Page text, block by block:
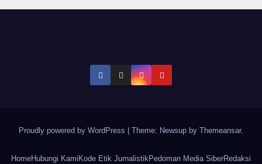
Proudly powered by WordPress | Theme: Newsup by Themeansar.
HomeHubungi Kami Kode Etik JurnalistikPedoman Media SiberRedaksi